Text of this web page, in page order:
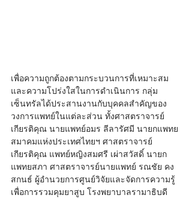
เพื่อความถูกต้องตามกระบวนการที่เหมาะสม
และความโปร่งใสในการดำเนินการ กลุ่ม
เซ็นทรัลได้ประสานงานกับบุคคลสำคัญของ
วงการแพทย์ในแต่ละส่วน ทั้งศาสตราจารย์
เกียรติคุณ นายแพทย์อมร ลีลารัศมี นายกแพทย
สมาคมแห่งประเทศไทยฯ ศาสตราจารย์
เกียรติคุณ แพทย์หญิงสมศรี เผ่าสวัสดิ์ นายก
แพทยสภา ศาสตราจารย์นายแพทย์ รณชัย คง
สกนธ์ ผู้อำนวยการศูนย์วิจัยและจัดการความรู้
เพื่อการรวมคุมยาสูบ โรงพยาบาลรามาธิบดี